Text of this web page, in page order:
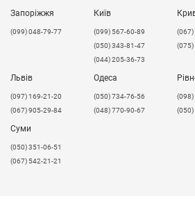
температурі нижче -200 ° C. ПЕВП
масел і жирів, не пропускає
ударів - є амортизатором, адгезія
середовище і безпечний для
Запоріжжя
(099) 048-79-77
Київ
(099) 567-60-89
(050) 343-81-47
(044) 205-36-73
(067)
(075)
Львів
​(097) 169-21-20
(067) 905-29-84
Одеса
(050) 734-76-56
(048) 770-90-67
(098)
(050)
Суми
(050) 351-06-51
(067) 542-21-21